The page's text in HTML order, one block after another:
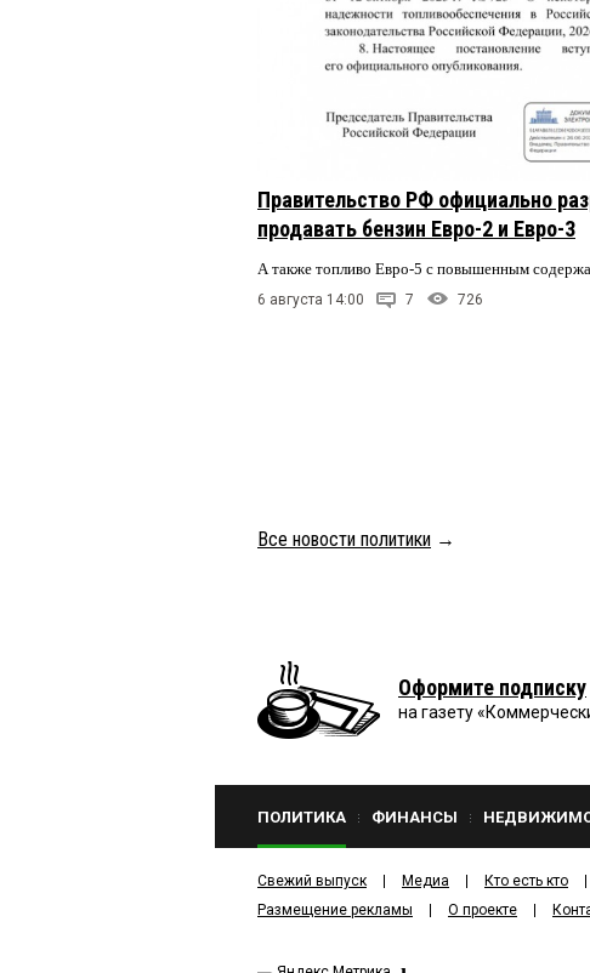
Правительство РФ официально
продавать бензин Евро-2 и Евро-3
А также топливо Евро-5 с повышенным
6 августа 14:00 7 726
Все новости политики →
Оформите подписку
на газету
ПОЛИТИКА ФИНАНСЫ
Свежий выпуск Медиа Кто есть кто
Размещение рекламы
О проекте